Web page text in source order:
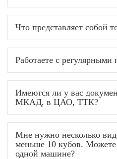
Что представляет собой
Работаете с регулярными
Имеются ли у вас
МКАД, в ЦАО, ТТК?
Мне нужно несколько
меньше 10 кубов. Можете
одной машине?